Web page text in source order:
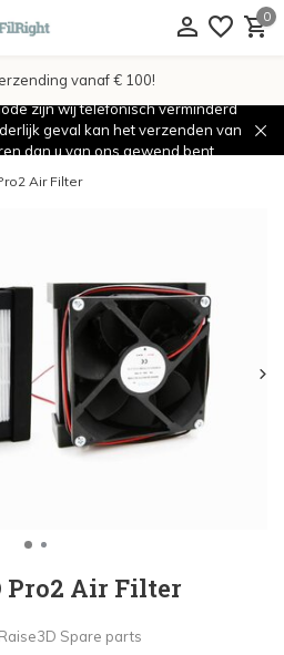
0
vanaf € 100!
zijn wij telefonisch verminderd
geval kan het verzenden van
dan u van ons gewend bent.
Air Filter
Pro2 Air Filter
Spare parts